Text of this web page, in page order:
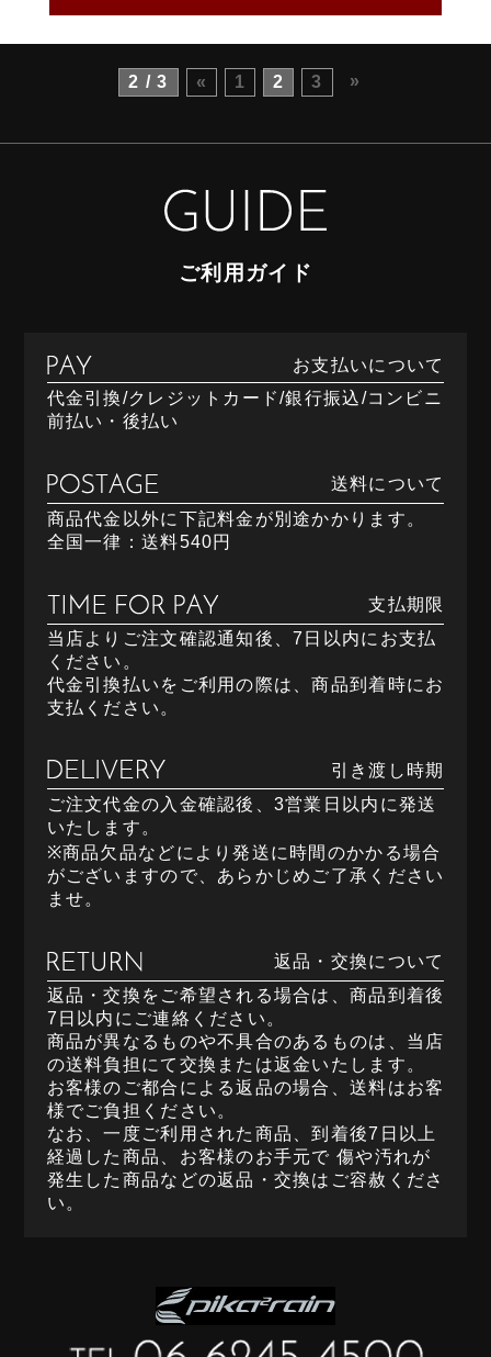
2 / 3 « 1 2 3 »
ご利用ガイド
お支払いについて
代金引換/クレジットカード/銀行振込/コンビニ
前払い・後払い
送料について
商品代金以外に下記料金が別途かかります。
全国一律：送料540円
支払期限
当店よりご注文確認通知後、7日以内にお支払
ください。
代金引換払いをご利用の際は、商品到着時にお
支払ください。
引き渡し時期
ご注文代金の入金確認後、3営業日以内に発送
いたします。
※商品欠品などにより発送に時間のかかる場合
がございますので、あらかじめご了承ください
ませ。
返品・交換について
返品・交換をご希望される場合は、商品到着後
7日以内にご連絡ください。
商品が異なるものや不具合のあるものは、当店
の送料負担にて交換または返金いたします。
お客様のご都合による返品の場合、送料はお客
様でご負担ください。
なお、一度ご利用された商品、到着後7日以上
経過した商品、お客様のお手元で 傷や汚れが
発生した商品などの返品・交換はご容赦くださ
い。